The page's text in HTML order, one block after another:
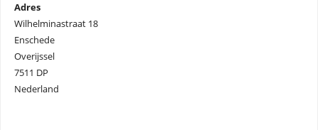
Adres
Wilhelminastraat 18
Enschede
Overijssel
7511 DP
Nederland